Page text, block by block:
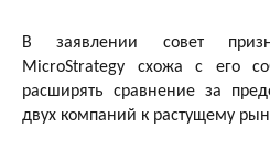
В заявлении совет
MicroStrategy схожа с его
расширять сравнение за
двух компаний к растущему